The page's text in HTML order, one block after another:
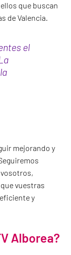
que buscan
de Valencia.
el
mejorando y
vuestras
y
Alborea?